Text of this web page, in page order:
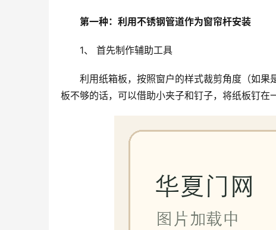
第一种：利用不锈钢管道作为窗帘杆安装
1、 首先制作辅助工具
利用纸箱板，按照窗户的样式裁剪角度（如
板不够的话，可以借助小夹子和钉子，将纸板钉在